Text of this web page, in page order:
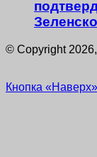
© Copyright
Кнопка «Наверх»